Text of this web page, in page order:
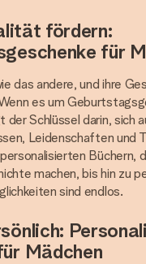
fördern:
für
das andere, und ihre
es um
der Schlüssel darin, sich
Leidenschaften und
Büchern,
machen, bis hin zu
sind endlos.
Mädchen